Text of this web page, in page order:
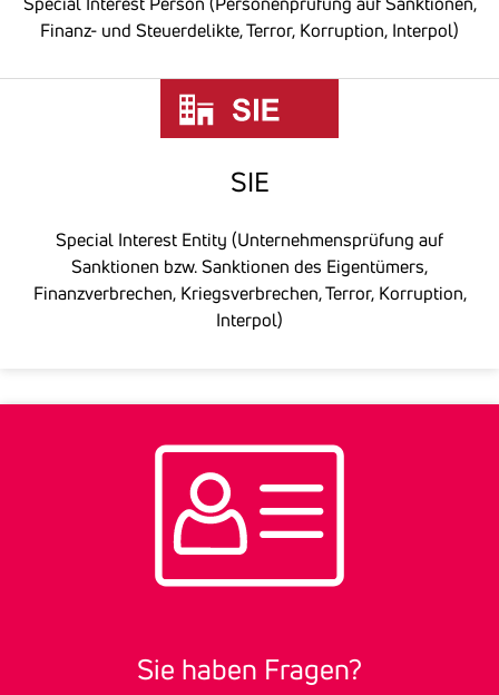
Finanz- und Steuerdelikte, Terror, Korruption, Interpol)
SIE
Special Interest Entity (Unternehmensprüfung auf
Sanktionen bzw. Sanktionen des Eigentümers,
Finanzverbrechen, Kriegsverbrechen, Terror, Korruption,
Interpol)
Sie haben Fragen?